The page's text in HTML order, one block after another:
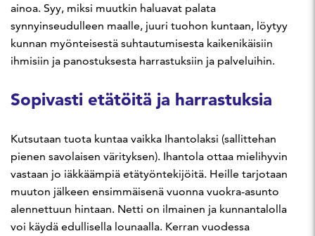
ainoa. Syy, miksi muutkin haluavat palata
synnyinseudulleen maalle, juuri tuohon kuntaan, löytyy
kunnan myönteisestä suhtautumisesta kaikenikäisiin
ihmisiin ja panostuksesta harrastuksiin ja palveluihin.
Sopivasti etätöitä ja harrastuksia
Kutsutaan tuota kuntaa vaikka Ihantolaksi (sallittehan
pienen savolaisen värityksen). Ihantola ottaa mielihyvin
vastaan jo iäkkäämpiä etätyöntekijöitä. Heille tarjotaan
muuton jälkeen ensimmäisenä vuonna vuokra-asunto
alennettuun hintaan. Netti on ilmainen ja kunnantalolla
voi käydä edullisella lounaalla. Kerran vuodessa